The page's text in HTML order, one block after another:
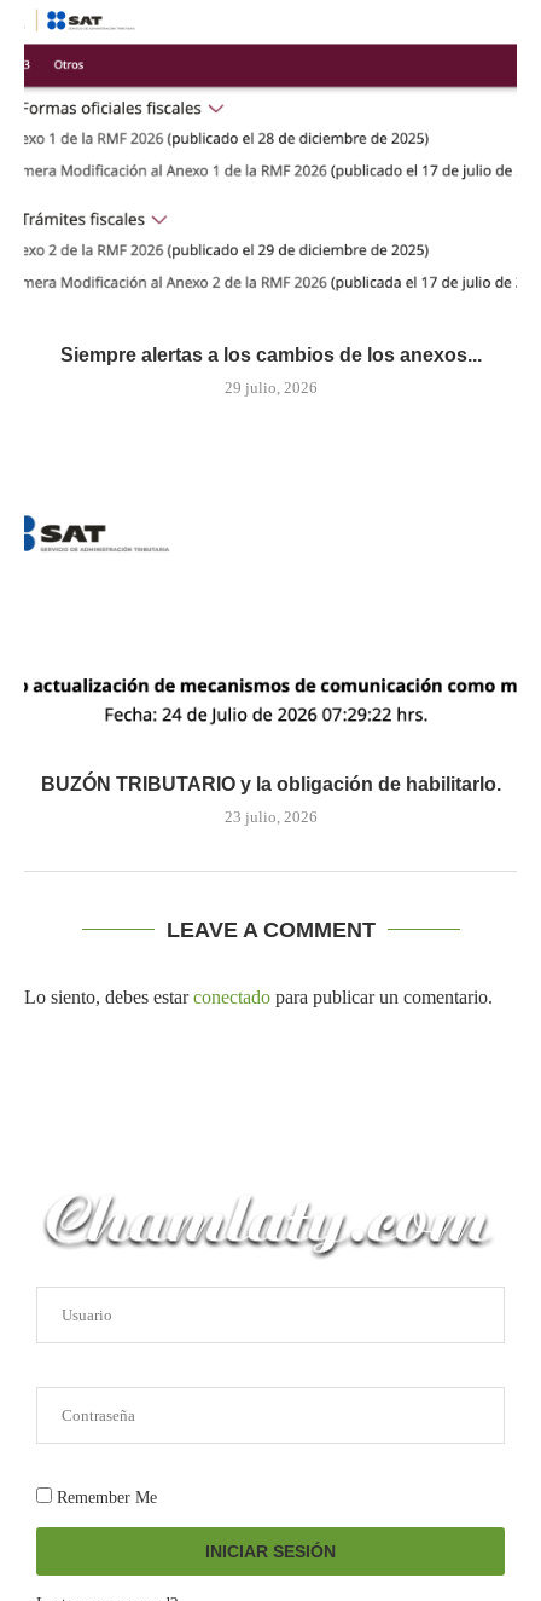
Siempre alertas a los cambios de los anexos...
29 julio, 2026
BUZÓN TRIBUTARIO y la obligación de habilitarlo.
23 julio, 2026
LEAVE A COMMENT
Lo siento, debes estarconectado para publicar un comentario.
Remember Me
INICIAR SESIÓN